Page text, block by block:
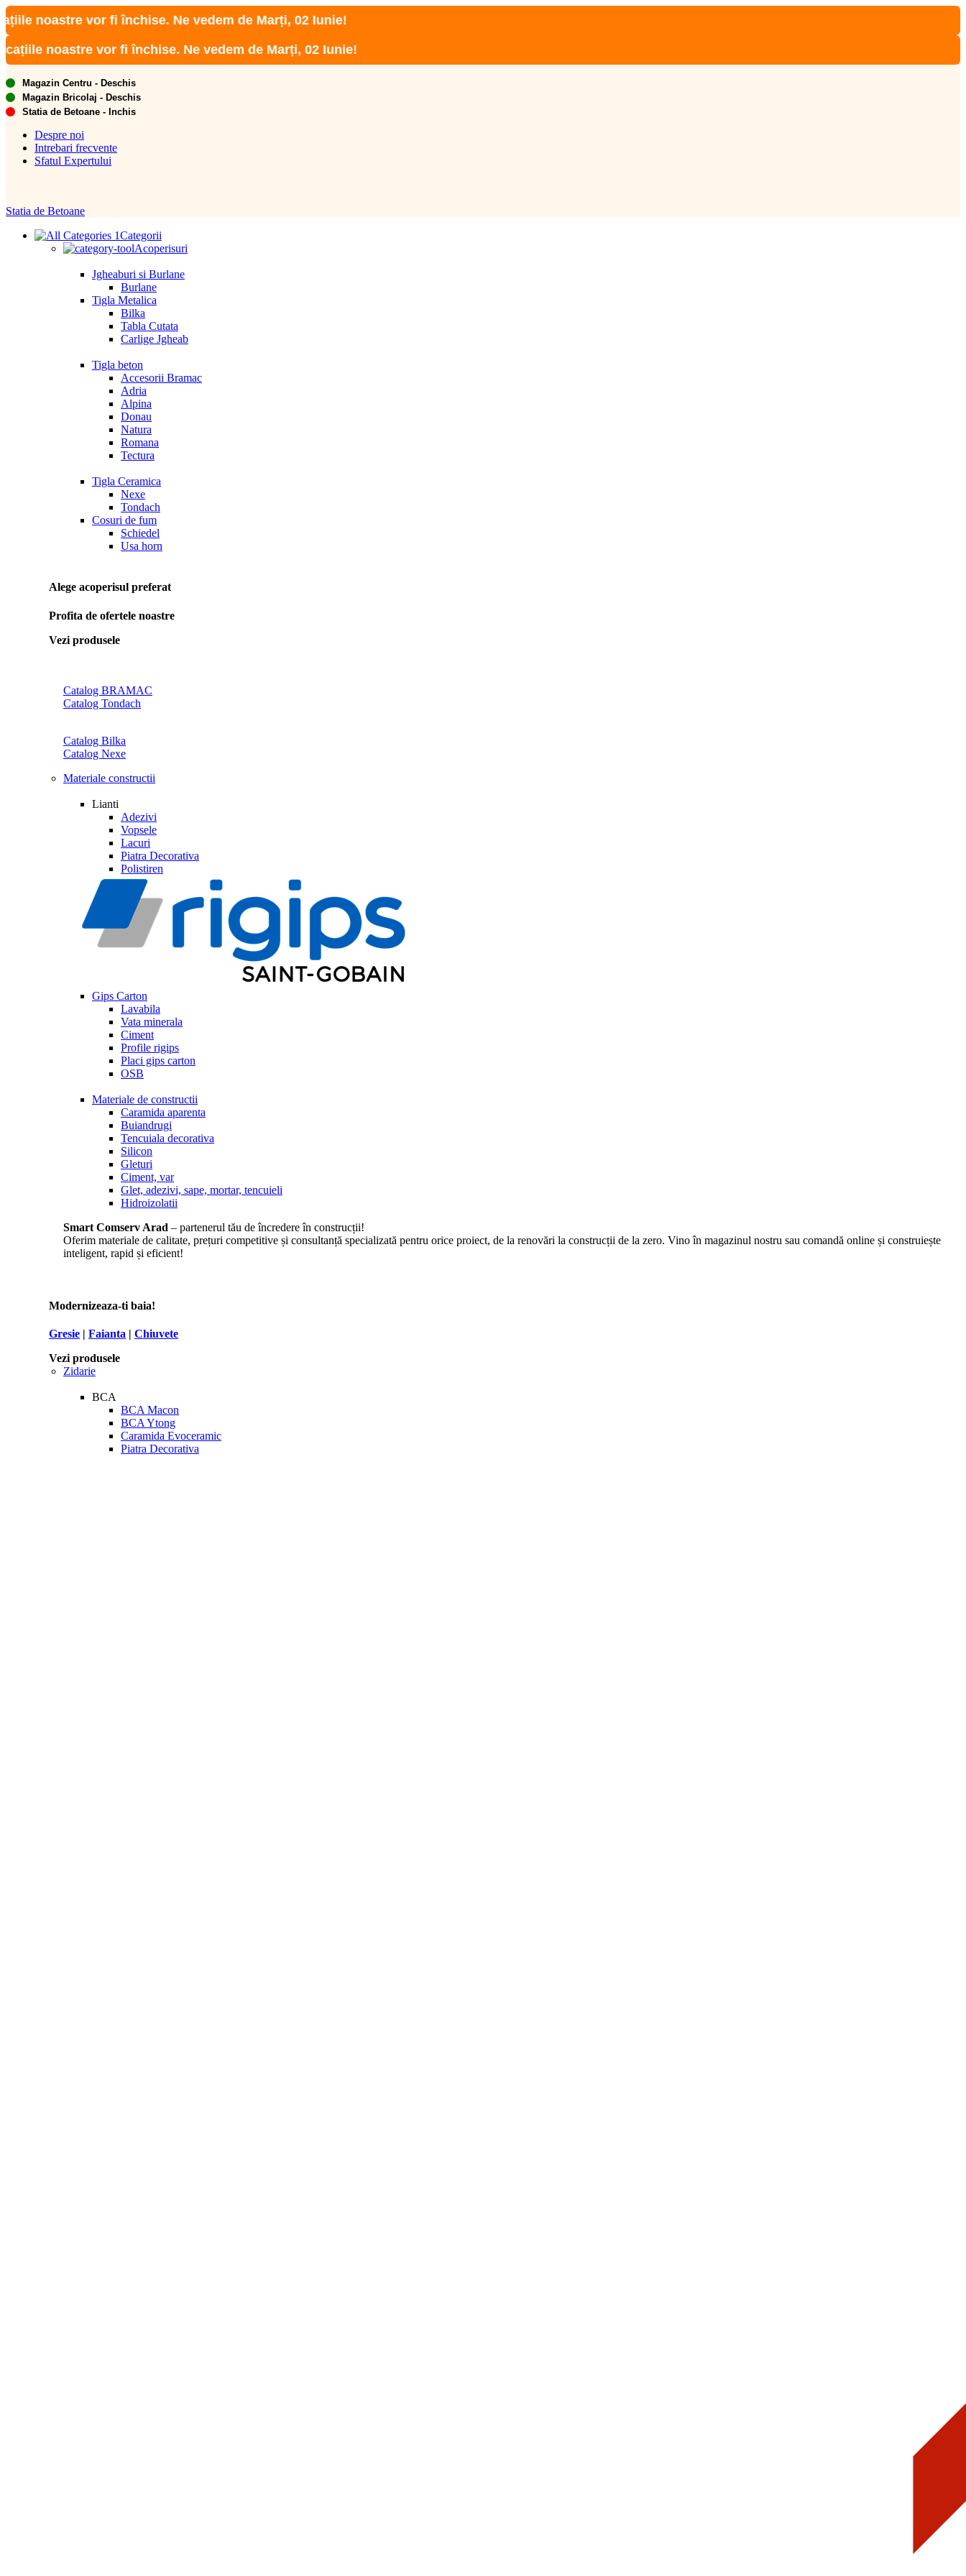
vor fi închise. Ne vedem de Marți, 02 Iunie!
vor fi închise. Ne vedem de Marți, 02 Iunie!
Magazin Centru - Deschis
Magazin Bricolaj - Deschis
Statia de Betoane - Inchis
Despre noi
Intrebari frecvente
Sfatul Expertului
Statia de Betoane
Categorii
Acoperisuri
Jgheaburi si Burlane
Burlane
Tigla Metalica
Bilka
Tabla Cutata
Carlige Jgheab
Tigla beton
Accesorii Bramac
Adria
Alpina
Donau
Natura
Romana
Tectura
Tigla Ceramica
Nexe
Tondach
Cosuri de fum
Schiedel
Usa horn
Alege acoperisul preferat
Profita de ofertele noastre
Vezi produsele
Catalog BRAMAC
Catalog Tondach
Catalog Bilka
Catalog Nexe
Materiale constructii
Lianti
Adezivi
Vopsele
Lacuri
Piatra Decorativa
Polistiren
Gips Carton
Lavabila
Vata minerala
Ciment
Profile rigips
Placi gips carton
OSB
Materiale de constructii
Caramida aparenta
Buiandrugi
Tencuiala decorativa
Silicon
Gleturi
Ciment, var
Glet, adezivi, sape, mortar, tencuieli
Hidroizolatii
Smart Comserv Arad – partenerul tău de încredere în construcții!
Oferim materiale de calitate, prețuri competitive și consultanță specializată pentru orice proiect, de la renovări la construcții de la zero. Vino în magazinul nostru sau comandă online și construiește
inteligent, rapid și eficient!
Modernizeaza-ti baia!
Gresie | Faianta | Chiuvete
Vezi produsele
Zidarie
BCA
BCA Macon
BCA Ytong
Caramida Evoceramic
Piatra Decorativa